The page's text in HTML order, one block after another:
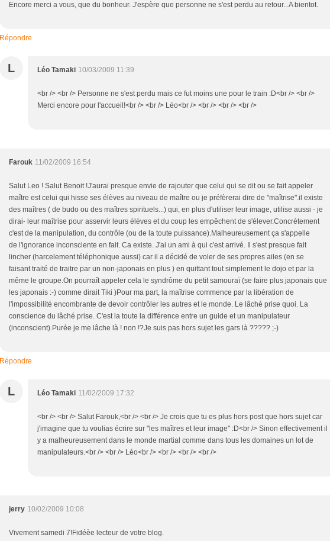
Encore merci a vous, que du bonheur. J'espère que personne ne s'est perdu au retour...A bientot.
Répondre
L Léo Tamaki 10/03/2009 11:39
<br /> <br /> Personne ne s'est perdu mais ce fut moins une pour le train :D<br /> <br />
Merci encore pour l'accueil!<br /> <br /> Léo<br /> <br /> <br /> <br />
Farouk 11/02/2009 16:54
Salut Leo ! Salut Benoit !J'aurai presque envie de rajouter que celui qui se dit ou se fait appeler
maître est celui qui hisse ses élèves au niveau de maître ou je préfèrerai dire de "maîtrise".il existe
des maîtres ( de budo ou des maîtres spirituels...) qui, en plus d'utiliser leur image, utilise aussi - je
dirai- leur maîtrise pour asservir leurs élèves et du coup les empêchent de s'élever.Concrètement
c'est de la manipulation, du contrôle (ou de la toute puissance).Malheureusement ça s'appelle
de l'ignorance inconsciente en fait. Ca existe. J'ai un ami à qui c'est arrivé. Il s'est presque fait
lincher (harcelement téléphonique aussi) car il a décidé de voler de ses propres ailes (en se
faisant traité de traitre par un non-japonais en plus ) en quittant tout simplement le dojo et par la
même le groupe.On pourraît appeler cela le syndrôme du petit samouraï (se faire plus japonais que
les japonais :-) comme dirait Tiki )Pour ma part, la maîtrise commence par la libération de
l'impossibilité encombrante de devoir contrôler les autres et le monde. Le lâché prise quoi. La
conscience du lâché prise. C'est la toute la différence entre un guide et un manipulateur
(inconscient).Purée je me lâche là ! non !?Je suis pas hors sujet les gars là ????? ;-)
Répondre
L Léo Tamaki 11/02/2009 17:32
<br /> <br /> Salut Farouk,<br /> <br /> Je crois que tu es plus hors post que hors sujet car
j'imagine que tu voulias écrire sur "les maîtres et leur image" :D<br /> Sinon effectivement il
y a malheureusement dans le monde martial comme dans tous les domaines un lot de
manipulateurs.<br /> <br /> Léo<br /> <br /> <br /> <br />
jerry 10/02/2009 10:08
Vivement samedi 7!Fidéèe lecteur de votre blog.